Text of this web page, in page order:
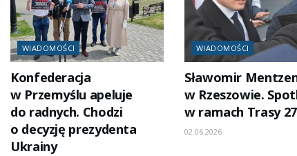
WIADOMOŚCI
Konfederacja
w Przemyślu apeluje
do radnych. Chodzi
o decyzję prezydenta
Ukrainy
WIADOMOŚCI
Sławomir
w Rzeszowie.
w ramach Trasy 27
02.06.2026